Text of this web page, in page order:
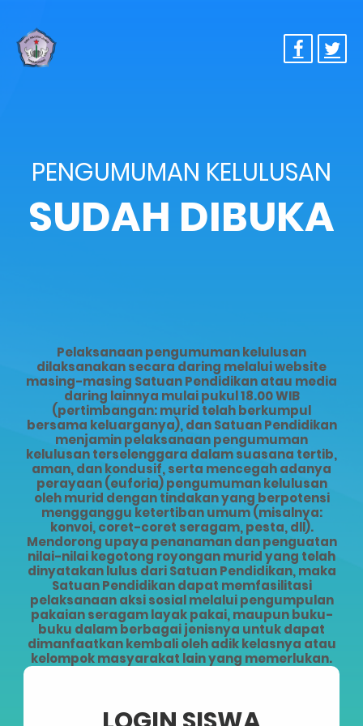
PENGUMUMAN KELULUSAN
SUDAH DIBUKA
Pelaksanaan pengumuman kelulusan
dilaksanakan secara daring melalui website
masing-masing Satuan Pendidikan atau media
daring lainnya mulai pukul 18.00 WIB
(pertimbangan: murid telah berkumpul
bersama keluarganya), dan Satuan Pendidikan
menjamin pelaksanaan pengumuman
kelulusan terselenggara dalam suasana tertib,
aman, dan kondusif, serta mencegah adanya
perayaan (euforia) pengumuman kelulusan
oleh murid dengan tindakan yang berpotensi
mengganggu ketertiban umum (misalnya:
konvoi, coret-coret seragam, pesta, dll).
Mendorong upaya penanaman dan penguatan
nilai-nilai kegotong royongan murid yang telah
dinyatakan lulus dari Satuan Pendidikan, maka
Satuan Pendidikan dapat memfasilitasi
pelaksanaan aksi sosial melalui pengumpulan
pakaian seragam layak pakai, maupun buku-
buku dalam berbagai jenisnya untuk dapat
dimanfaatkan kembali oleh adik kelasnya atau
kelompok masyarakat lain yang memerlukan.